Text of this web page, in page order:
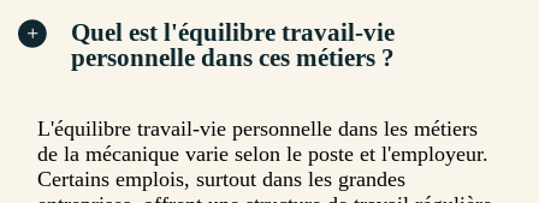
Quel est l'équilibre travail-vie
personnelle dans ces métiers ?
L'équilibre travail-vie personnelle dans les métiers
de la mécanique varie selon le poste et l'employeur.
Certains emplois, surtout dans les grandes